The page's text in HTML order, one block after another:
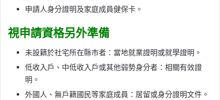
申請人身分證明及家庭成員健保卡。
視申請資格另外準備
未設籍於社宅所在縣市者：當地就業證明或就學證明。
低收入戶、中低收入戶或其他弱勢身分者：相關有效證
明。
外國人、無戶籍國民等家庭成員：居留或身分證明文件。